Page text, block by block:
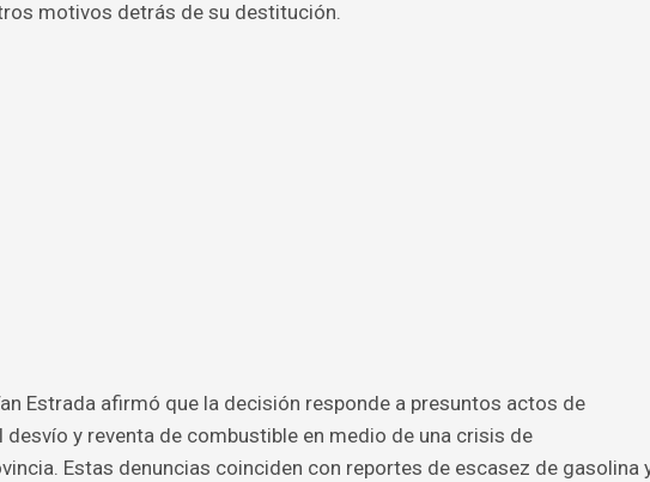
motivos detrás de su destitución.
Estrada afirmó que la decisión responde a presuntos actos de
desvío y reventa de combustible en medio de una crisis de
Estas denuncias coinciden con reportes de escasez de gasolina